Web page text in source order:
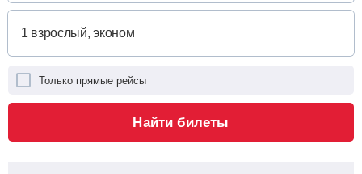
Только прямые рейсы
Найти билеты